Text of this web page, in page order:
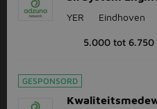
YER Eindhoven
5.000 tot 6.750
GESPONSORD